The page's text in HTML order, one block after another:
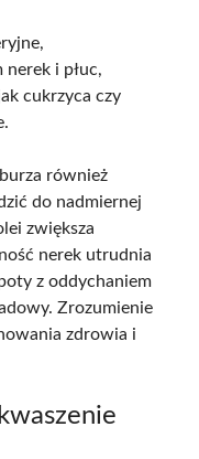
i płuc,
cukrzyca czy
również
do nadmiernej
zwiększa
nerek utrudnia
z oddychaniem
Zrozumienie
zdrowia i